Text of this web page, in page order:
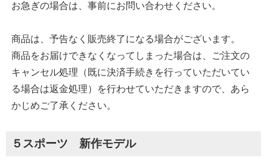
お急ぎの場合は、事前にお問い合わせください。
商品は、予告なく販売終了になる場合がございます。
商品をお届けできなくなってしまった場合は、ご注文の
キャンセル処理（既に決済手続きを行っていただいてい
る場合は返金処理）を行わせていただきますので、あら
かじめご了承ください。
５スポーツ 新作モデル